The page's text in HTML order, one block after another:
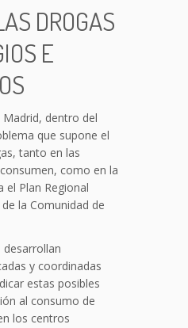
DROGAS
E
dentro del
que supone el
tanto en las
como en la
el Plan Regional
la Comunidad de
desarrollan
y coordinadas
estas posibles
al consumo de
los centros